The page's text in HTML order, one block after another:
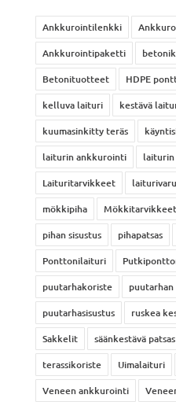
Ankkurointilenkki
Ankkurointipaketti
Betonituotteet
HDPE
kelluva laituri
kestävä
kuumasinkitty teräs
laiturin ankkurointi
Laituritarvikkeet
mökkipiha
Mökkitarvikkeet
pihan sisustus
pihapatsas
Ponttonilaituri
puutarhakoriste
puutarhasisustus
ruskea
Sakkelit
säänkestävä patsas
terassikoriste
Uimalaituri
Veneen ankkurointi